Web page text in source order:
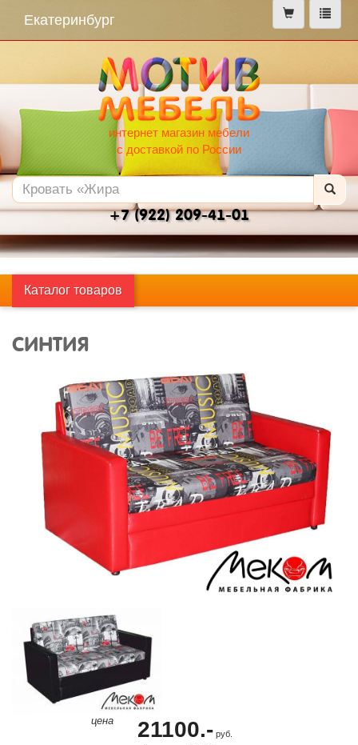
меню
Екатеринбург
интернет магазин мебели
с доставкой по России
+7 (922) 209-41-01
Каталог товаров
СИНТИЯ
цена 21100.-руб.